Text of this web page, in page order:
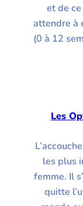
et de
attendre à
(0 à 12
Les
les plus
femme. Il
quitte